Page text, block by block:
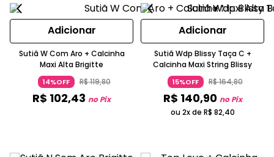
Adicionar
Sutiã W Com Aro + Calcinha
Maxi Alta Brigitte
14%OFF R$119,80
R$ 102,43 no Pix
Adicionar
Sutiã Wdp Blissy Taça C +
Calcinha Maxi String Blissy
15%OFF R$164,80
R$ 140,90 no Pix
ou 2x de R$ 82,40